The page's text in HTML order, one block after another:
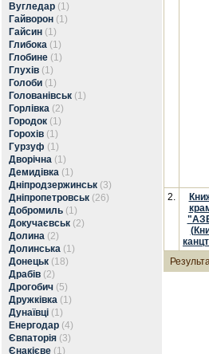
Вугледар (1)
Гайворон (1)
Гайсин (1)
Глибока (1)
Глобине (1)
Глухів (1)
Голоби (1)
Голованівськ (1)
Горлівка (2)
Городок (1)
Горохів (1)
Гурзуф (1)
Дворічна (1)
Демидівка (1)
Дніпродзержинськ (3)
Дніпропетровськ (26)
Добромиль (1)
Докучаєвськ (2)
Долина (2)
Долинська (1)
Донецьк (18)
Драбів (2)
Дрогобич (5)
Дружківка (1)
Дунаївці (1)
Енергодар (4)
Євпаторія (3)
Єнакієве (1)
2.